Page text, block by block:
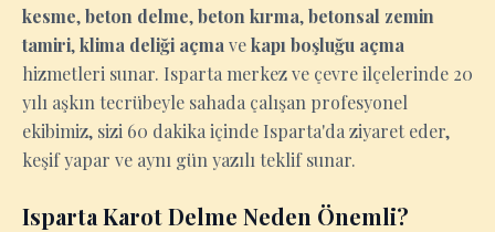
kesme,beton delme,beton kırma,betonsal zemin
tamiri,klima deliği açma vekapı boşluğu açma
hizmetleri sunar. Isparta merkez ve çevre ilçelerinde 20
yılı aşkın tecrübeyle sahada çalışan profesyonel
ekibimiz, sizi 60 dakika içinde Isparta'da ziyaret eder,
keşif yapar ve aynı gün yazılı teklif sunar.
Isparta Karot Delme Neden Önemli?